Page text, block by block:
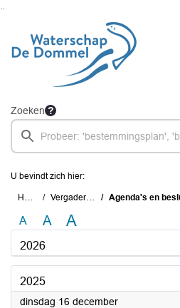
Zoeken
U bevindt zich hier:
Home Vergaderingen Agenda's en
A A A
2026
2025
dinsdag 16 december2025